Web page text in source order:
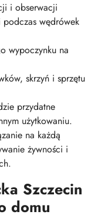
i obserwacji
wędrówek
wypoczynku na
skrzyń i sprzętu
przydatne
użytkowaniu.
na każdą
żywności i
Szczecin
domu